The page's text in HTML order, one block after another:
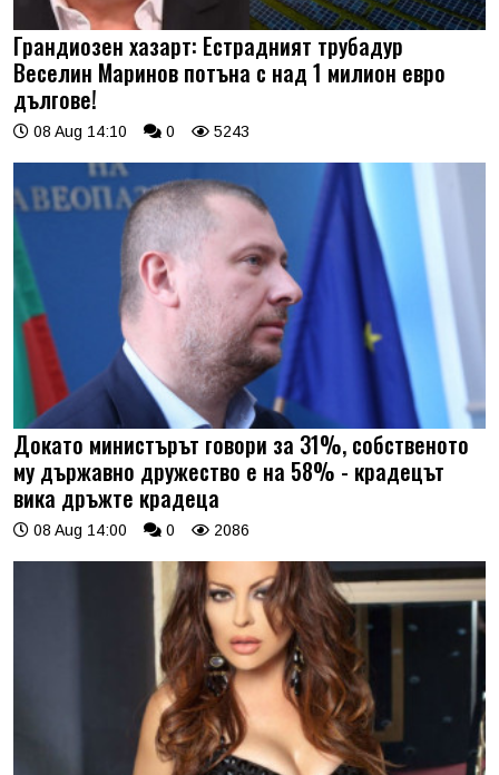
Грандиозен хазарт: Естрадният трубадур
Веселин Маринов потъна с над 1 милион евро
дългове!
08 Aug 14:10 0 5243
Докато министърът говори за 31%, собственото
му държавно дружество е на 58% - крадецът
вика дръжте крадеца
08 Aug 14:00 0 2086